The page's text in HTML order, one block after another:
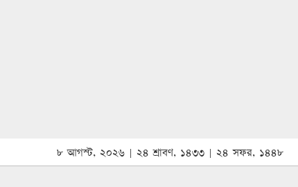
৮ আগস্ট, ২০২৬ | ২৪ শ্রাবণ, ১৪৩৩ | ২৪ সফর, ১৪৪৮